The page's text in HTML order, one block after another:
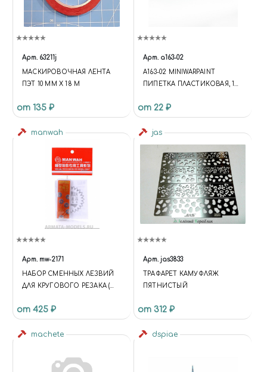
Арт. 63211j
МАСКИРОВОЧНАЯ ЛЕНТА
ПЭТ 10 ММ Х 18 М
от 135 ₽
Арт. а163-02
A163-02 MINIWARPAINT
ПИПЕТКА ПЛАСТИКОВАЯ, 1
от 22 ₽
manwah
Арт. mw-2171
НАБОР СМЕННЫХ ЛЕЗВИЙ
ДЛЯ КРУГОВОГО РЕЗАКА (
от 425 ₽
jas
Арт. jas3833
ТРАФАРЕТ КАМУФЛЯЖ
ПЯТНИСТЫЙ
от 312 ₽
machete dspiae